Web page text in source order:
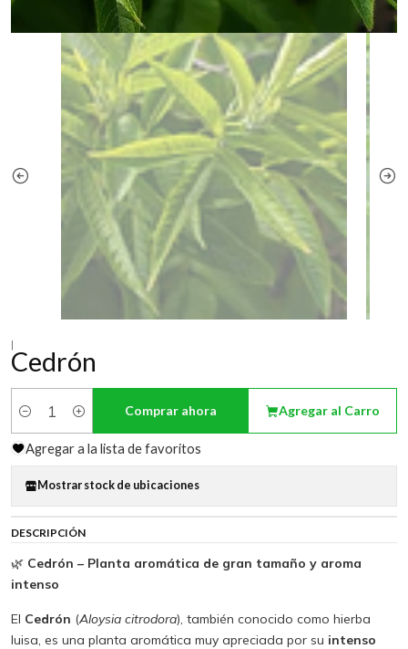
|
Cedrón
Cantidad
Agregar al Carro
Comprar ahora
Agregar a la lista de favoritos
Mostrar stock de ubicaciones
DESCRIPCIÓN
🌿 Cedrón – Planta aromática de gran tamaño y aroma
intenso
El Cedrón (Aloysia citrodora), también conocido como hierba
luisa, es una planta aromática muy apreciada por su intenso